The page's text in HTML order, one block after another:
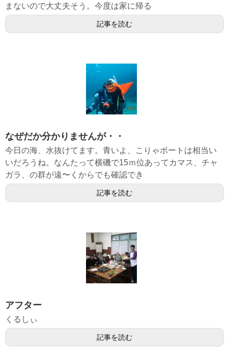
まないので大丈夫そう。今度は家に帰る
記事を読む
なぜだか分かりませんが・・
今日の海、水抜けてます。青いよ、こりゃボートは相当い
いだろうね。なんたって横磯で15ｍ位あってカマス、チャ
ガラ、の群が遠〜くからでも確認でき
記事を読む
アフター
くるしぃ
記事を読む